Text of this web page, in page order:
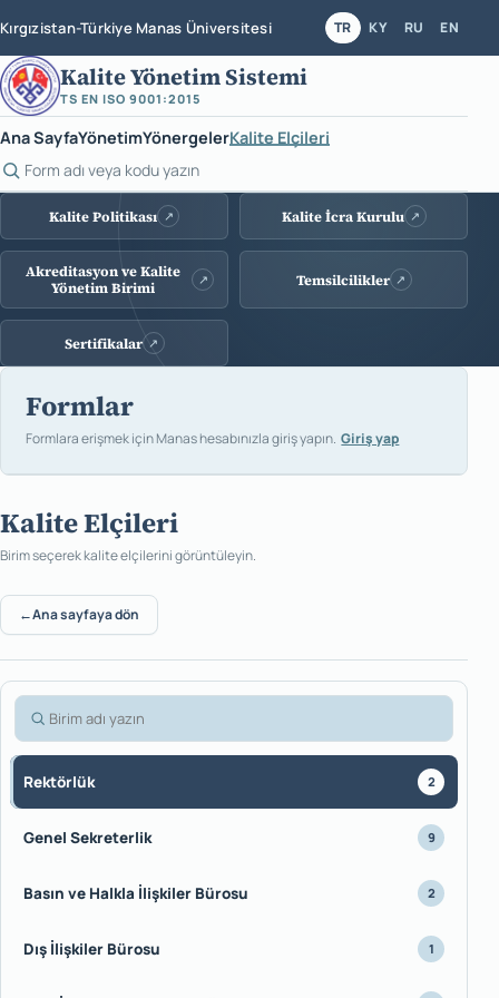
Kırgızistan-Türkiye Manas Üniversitesi TR KY RU EN
Kalite Yönetim Sistemi
TS EN ISO 9001:2015
Ana SayfaYönetimYönergelerKalite Elçileri
Form ara
Kalite sistemi bağlantıları
Kalite Politikası ↗ Kalite İcra Kurulu ↗
Akreditasyon ve Kalite
Yönetim Birimi
↗ Temsilcilikler ↗
Sertifikalar ↗
Formlar
Formlara erişmek için Manas hesabınızla giriş yapın. Giriş yap
Kalite Elçileri
Birim seçerek kalite elçilerini görüntüleyin.
←Ana sayfaya dön
Birim ara
Rektörlük 2
Genel Sekreterlik 9
Basın ve Halkla İlişkiler Bürosu 2
Dış İlişkiler Bürosu 1